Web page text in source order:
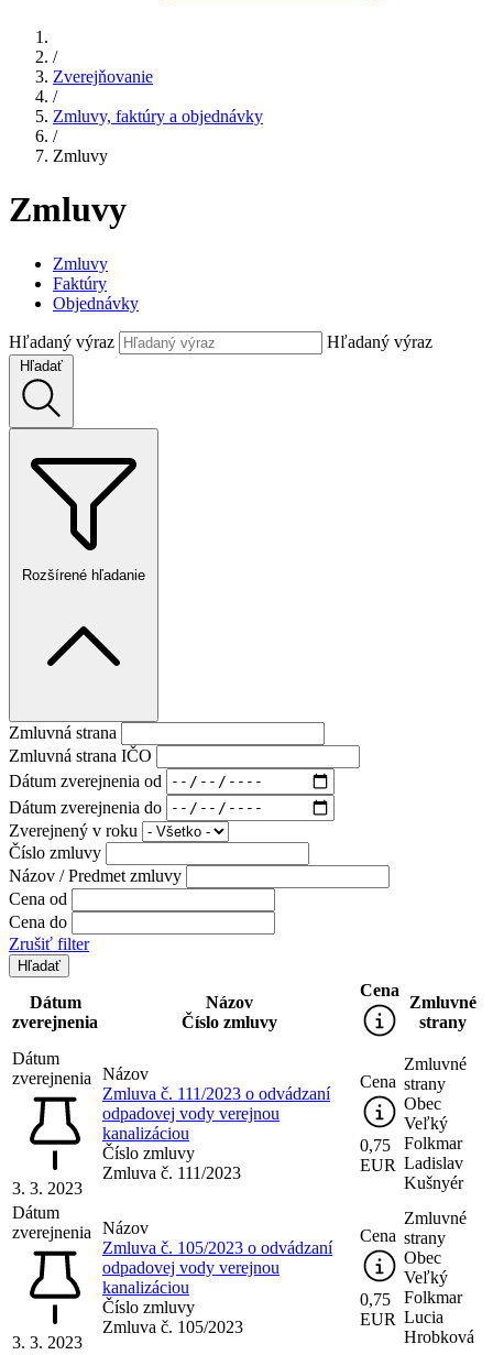
/
Zverejňovanie
/
Zmluvy, faktúry a objednávky
/
Zmluvy
Zmluvy
Zmluvy
Faktúry
Objednávky
Hľadaný výraz Hľadaný výraz
Hľadať
Rozšírené hľadanie
Zmluvná strana
Zmluvná strana IČO
Dátum zverejnenia od
Dátum zverejnenia do
Zverejnený v roku
Číslo zmluvy
Názov / Predmet zmluvy
Cena od
Cena do
Zrušiť filter
Dátum
zverejnenia
Názov
Číslo zmluvy
Cena
Zmluvné
strany
Dátum
zverejnenia
3. 3. 2023
Názov
Zmluva č. 111/2023 o odvádzaní
odpadovej vody verejnou
kanalizáciou
Číslo zmluvy
Zmluva č. 111/2023
Cena
0,75
EUR
Zmluvné
strany
Obec
Veľký
Folkmar
Ladislav
Kušnyér
Dátum
zverejnenia
3. 3. 2023
Názov
Zmluva č. 105/2023 o odvádzaní
odpadovej vody verejnou
kanalizáciou
Číslo zmluvy
Zmluva č. 105/2023
Cena
0,75
EUR
Zmluvné
strany
Obec
Veľký
Folkmar
Lucia
Hrobková